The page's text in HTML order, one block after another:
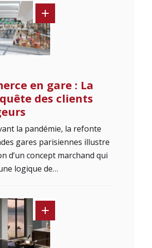
en gare : La
des clients
la pandémie, la refonte
gares parisiennes illustre
d’un concept marchand qui
logique de…